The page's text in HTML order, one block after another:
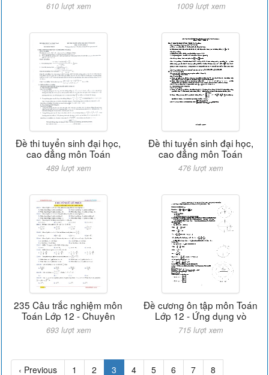
610 lượt xem 1009 lượt xem
Đề thi tuyển sinh đại học,
cao đẳng môn Toán
489 lượt xem
Đề thi tuyển sinh đại học,
cao đẳng môn Toán
476 lượt xem
235 Câu trắc nghiệm môn
Toán Lớp 12 - Chuyên
693 lượt xem
Đề cương ôn tập môn Toán
Lớp 12 - Ứng dụng vò
715 lượt xem
‹ Previous 1 2 3 4 5 6 7 8